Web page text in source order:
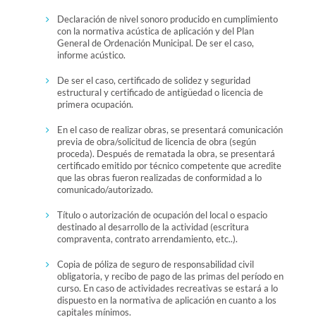
Declaración de nivel sonoro producido en cumplimiento
con la normativa acústica de aplicación y del Plan
General de Ordenación Municipal. De ser el caso,
informe acústico.
De ser el caso, certificado de solidez y seguridad
estructural y certificado de antigüedad o licencia de
primera ocupación.
En el caso de realizar obras, se presentará comunicación
previa de obra/solicitud de licencia de obra (según
proceda). Después de rematada la obra, se presentará
certificado emitido por técnico competente que acredite
que las obras fueron realizadas de conformidad a lo
comunicado/autorizado.
Título o autorización de ocupación del local o espacio
destinado al desarrollo de la actividad (escritura
compraventa, contrato arrendamiento, etc..).
Copia de póliza de seguro de responsabilidad civil
obligatoria, y recibo de pago de las primas del período en
curso. En caso de actividades recreativas se estará a lo
dispuesto en la normativa de aplicación en cuanto a los
capitales mínimos.